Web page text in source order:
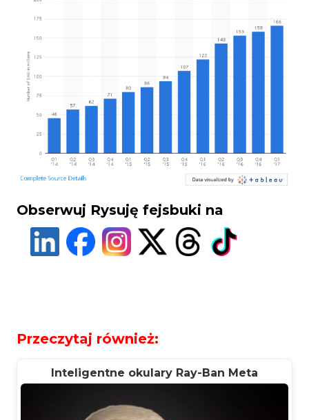
Obserwuj Rysuję fejsbuki na
Przeczytaj również:
Inteligentne okulary Ray-Ban Meta